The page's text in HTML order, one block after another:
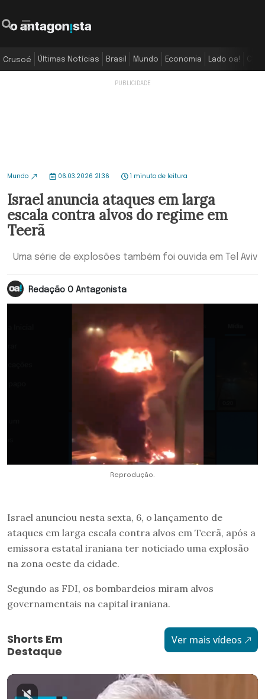
Crusoé Últimas Notícias Brasil Mundo Economia Lado oa!
Mundo 06.03.2026 21:36 1 minuto de leitura
Israel anuncia ataques em larga
escala contra alvos do regime em
Teerã
Uma série de explosões também foi ouvida em Tel Aviv
Redação O Antagonista
Reprodução.
Israel anunciou nesta sexta, 6, o lançamento de
ataques em larga escala contra alvos em Teerã, após a
emissora estatal iraniana ter noticiado uma explosão
na zona oeste da cidade.
Segundo as FDI, os bombardeios miram alvos
governamentais na capital iraniana.
Shorts Em
Destaque
Ver mais vídeos